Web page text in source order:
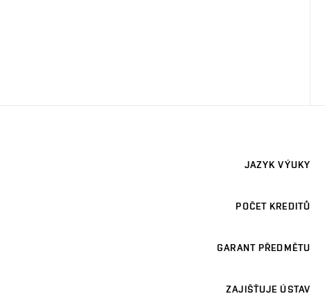
JAZYK VÝUKY
POČET KREDITŮ
GARANT PŘEDMĚTU
ZAJIŠŤUJE ÚSTAV